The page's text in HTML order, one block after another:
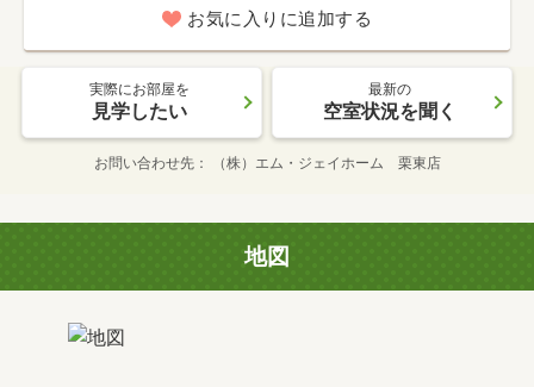
お気に入りに追加する
実際にお部屋を
見学したい
最新の
空室状況を聞く
お問い合わせ先 （株）エム・ジェイホーム 栗東店
地図